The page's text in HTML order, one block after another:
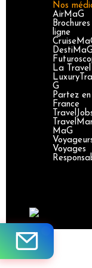
Nos
AirMaG
ligne
La Travel
G
Partez en
France
MaG
Voyages